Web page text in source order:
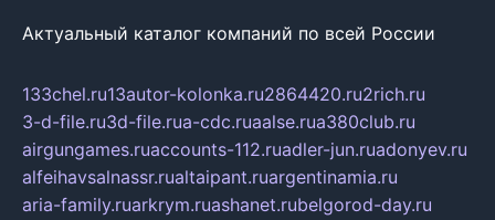
Актуальный каталог компаний по всей России
133chel.ru13autor-kolonka.ru2864420.ru2rich.ru
3-d-file.ru3d-file.rua-cdc.ruaalse.rua380club.ru
airgungames.ruaccounts-112.ruadler-jun.ruadonyev.ru
alfeihavsalnassr.rualtaipant.ruargentinamia.ru
aria-family.ruarkrym.ruashanet.rubelgorod-day.ru